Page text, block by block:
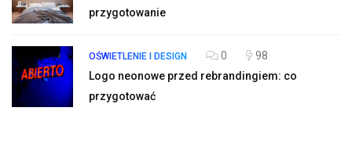
przygotowanie
OŚWIETLENIE I DESIGN 0
98
Logo neonowe przed rebrandingiem: co
przygotować